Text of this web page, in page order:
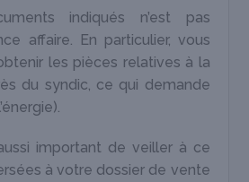
indiqués n’est pas
affaire. En particulier, vous
les pièces relatives à la
du syndic, ce qui demande
important de veiller à ce
à votre dossier de vente